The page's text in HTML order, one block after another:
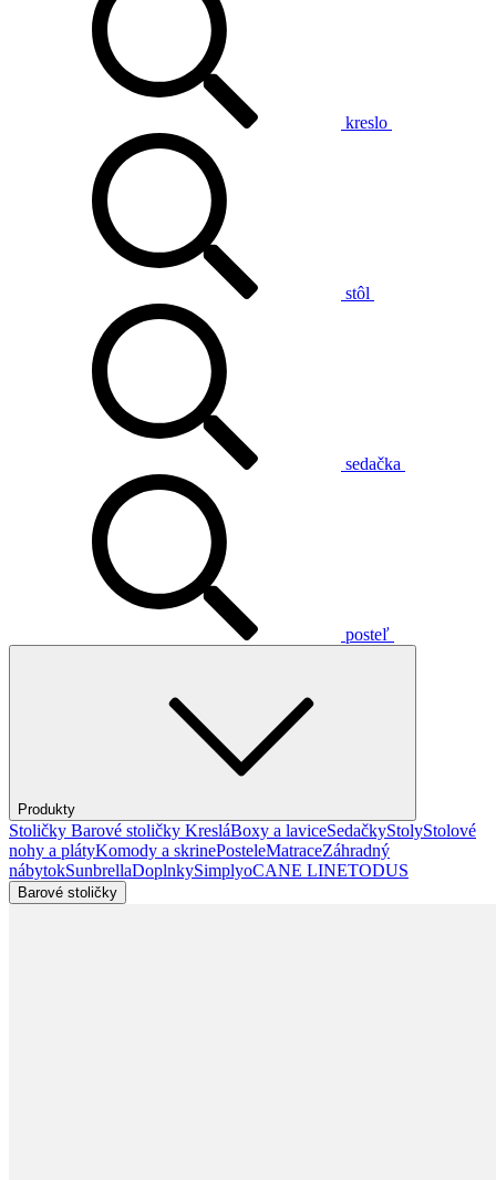
kreslo
stôl
sedačka
posteľ
Produkty
Stoličky Barové stoličky KresláBoxy a laviceSedačkyStolyStolové
nohy a plátyKomody a skrinePosteleMatraceZáhradný
nábytokSunbrellaDoplnkySimplyoCANE LINETODUS
Barové stoličky